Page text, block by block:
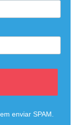
enviar SPAM.